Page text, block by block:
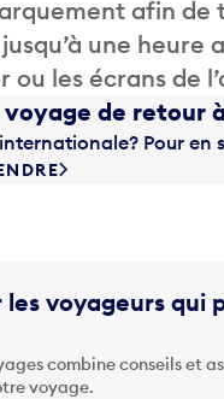
afin
une heure
les écrans de
de retour
Pour
voyageurs qui
combine conseils et
voyage.